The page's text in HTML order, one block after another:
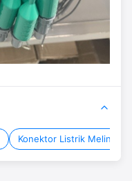
Konektor Listrik Melingkar